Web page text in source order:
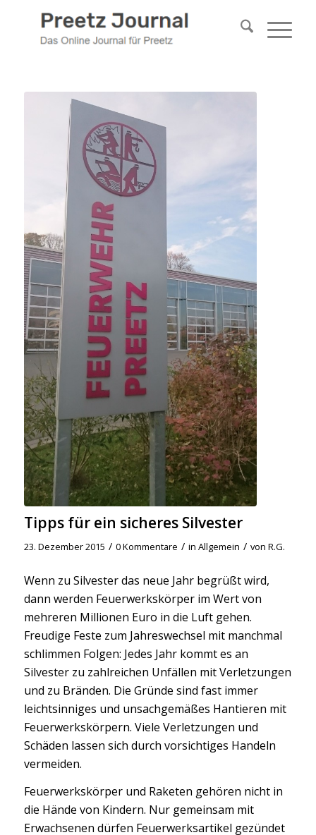
Tipps für ein sicheres Silvester
23. Dezember 2015 / 0 Kommentare / in Allgemein / von R.G.
Wenn zu Silvester das neue Jahr begrüßt wird,
dann werden Feuerwerkskörper im Wert von
mehreren Millionen Euro in die Luft gehen.
Freudige Feste zum Jahreswechsel mit manchmal
schlimmen Folgen: Jedes Jahr kommt es an
Silvester zu zahlreichen Unfällen mit Verletzungen
und zu Bränden. Die Gründe sind fast immer
leichtsinniges und unsachgemäßes Hantieren mit
Feuerwerkskörpern. Viele Verletzungen und
Schäden lassen sich durch vorsichtiges Handeln
vermeiden.
Feuerwerkskörper und Raketen gehören nicht in
die Hände von Kindern. Nur gemeinsam mit
Erwachsenen dürfen Feuerwerksartikel gezündet